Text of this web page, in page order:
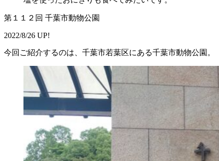
第１１２回 千葉市動物公園
2022/8/26 UP!
今回ご紹介するのは、千葉市若葉区にある千葉市動物公園。